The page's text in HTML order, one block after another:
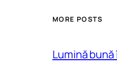
MORE POSTS
Lumină